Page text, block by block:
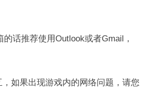
话推荐使用Outlook或者Gmail，
如果出现游戏内的网络问题，请您